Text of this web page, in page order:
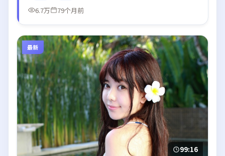
6.7万
79个月前
最新
99:16